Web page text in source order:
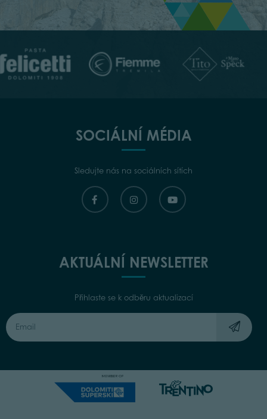
SOCIÁLNÍ MÉDIA
Sledujte nás na sociálních sítích
AKTUÁLNÍ NEWSLETTER
Přihlaste se k odběru aktualizací